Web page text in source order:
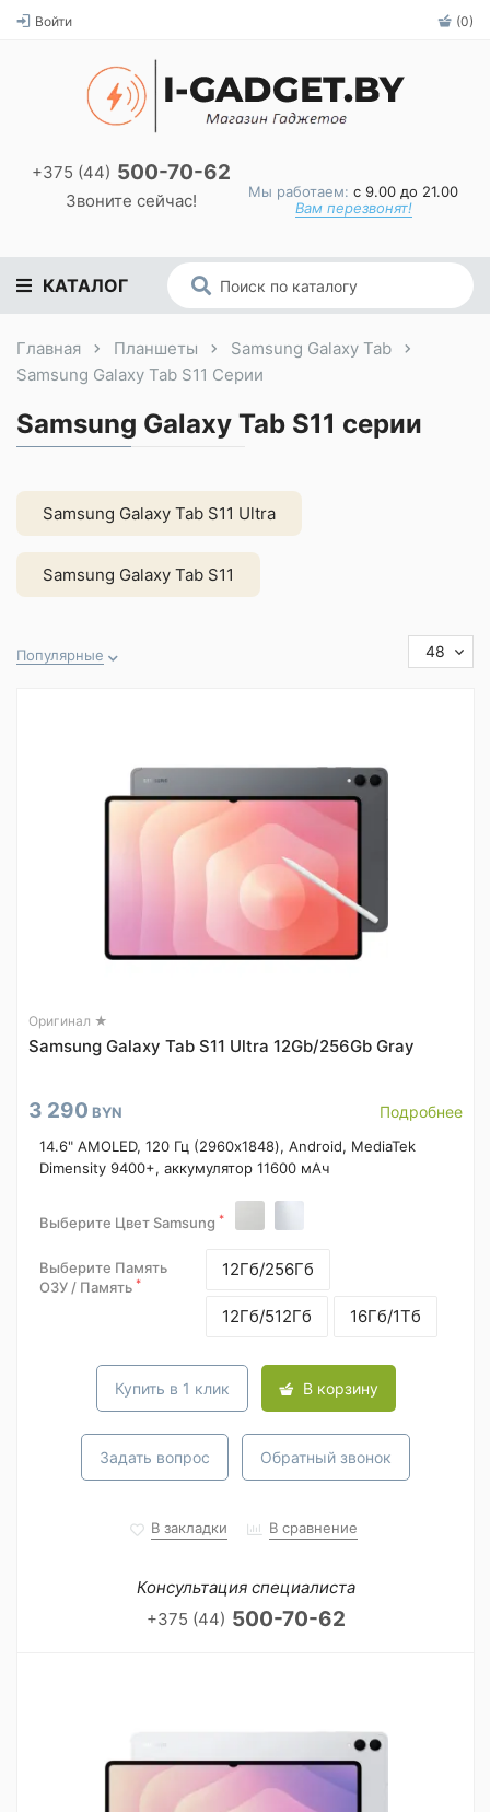
Войти (0)
+375 (44) 500-70-62
Звоните сейчас! Мы работаем: с 9.00 до 21.00
Вам перезвонят!
КАТАЛОГ
Главная Планшеты
Samsung Galaxy Tab
Samsung Galaxy Tab S11 Серии
Samsung Galaxy Tab S11 серии
Samsung Galaxy Tab S11 Ultra
Samsung Galaxy Tab S11
Популярные 48
Оригинал ★
Samsung Galaxy Tab S11 Ultra 12Gb/256Gb Gray
3 290 BYN Подробнее
14.6" AMOLED, 120 Гц (2960x1848), Android, MediaTek
Dimensity 9400+, аккумулятор 11600 мАч
Выберите Цвет Samsung *
Выберите Память
ОЗУ / Память *
12Гб/256Гб
12Гб/512Гб 16Гб/1Тб
Купить в 1 клик В корзину
Задать вопрос Обратный звонок
В закладки В сравнение
Консультация специалиста
+375 (44) 500-70-62